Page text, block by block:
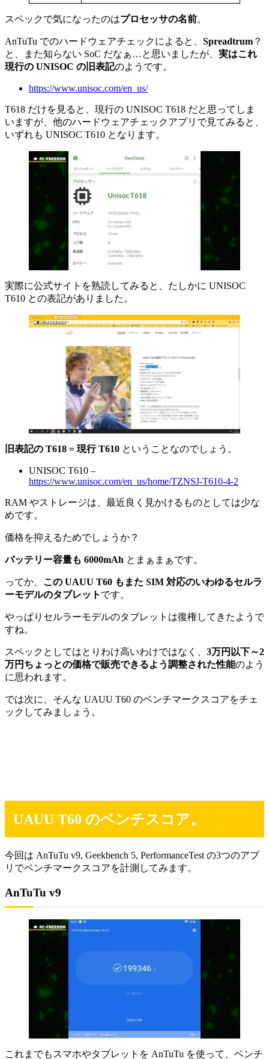
スペックで気になったのはプロセッサの名前。
AnTuTu でのハードウェアチェックによると、 Spreadtrum ？
と、また知らない SoC だなぁ…と思いましたが、 実はこれ
現行の UNISOC の旧表記のようです。
https://www.unisoc.com/en_us/
T618 だけを見ると、現行の UNISOC T618 だと思ってしま
いますが、他のハードウェアチェックアプリで見てみると、
いずれも UNISOC T610 となります。
実際に公式サイトを熟読してみると、たしかに UNISOC
T610 との表記がありました。
旧表記の T618 = 現行 T610 ということなのでしょう。
UNISOC T610 –
https://www.unisoc.com/en_us/home/TZNSJ-T610-4-2
RAM やストレージは、最近良く見かけるものとしては少な
めです。
価格を抑えるためでしょうか？
バッテリー容量も 6000mAh とまぁまぁです。
ってか、 この UAUU T60 もまた SIM 対応のいわゆるセルラ
ーモデルのタブレット です。
やっぱりセルラーモデルのタブレットは復権してきたようで
すね。
スペックとしてはとりわけ高いわけではなく、 3万円以下～2
万円ちょっとの価格で販売できるよう調整された性能のよう
に思われます。
では次に、そんな UAUU T60 のベンチマークスコアをチェ
ックしてみましょう。
UAUU T60 のベンチスコア。
今回は AnTuTu v9, Geekbench 5, PerformanceTest の3つのアプ
リでベンチマークスコアを計測してみます。
AnTuTu v9
これまでもスマホやタブレットを AnTuTu を使って、ベンチ